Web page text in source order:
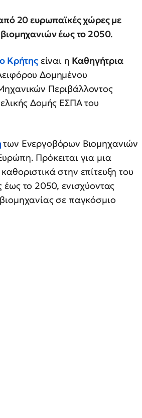
20 ευρωπαϊκές χώρες με
έως το 2050.
Κρήτηςείναι η Καθηγήτρια
Δομημένου
Περιβάλλοντος
Δομής ΕΣΠΑ του
των Ενεργοβόρων Βιομηχανιών
Πρόκειται για μια
στην επίτευξη του
το 2050, ενισχύοντας
σε παγκόσμιο